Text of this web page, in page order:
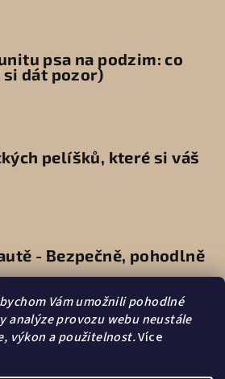
Vám umožnili pohodlné
analýze provozu webu neustále
výkon a použitelnost.Více
psa na podzim: co
si dát pozor)
pelíšků, které si váš
- Bezpečně, pohodlně